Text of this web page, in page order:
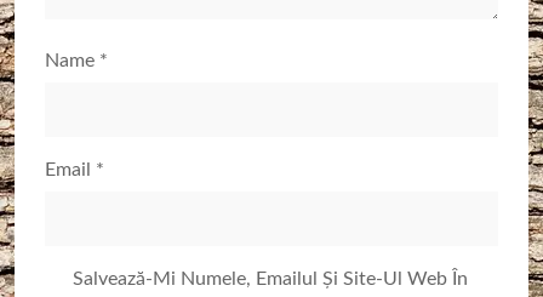
Name *
Email *
Salvează-Mi Numele, Emailul Și Site-Ul Web În